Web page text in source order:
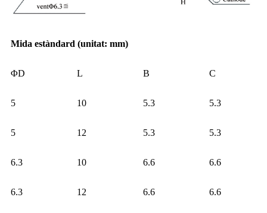
Mida estàndard (unitat: mm)
ΦD L B C
5 10 5.3 5.3
5 12 5.3 5.3
6.3 10 6.6 6.6
6.3 12 6.6 6.6